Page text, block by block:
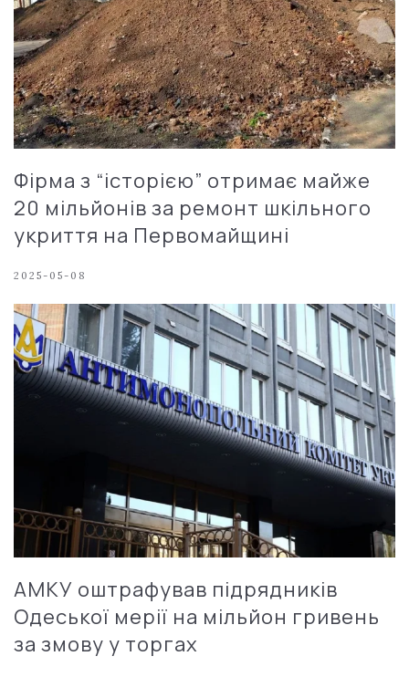
Фірма з “історією” отримає майже
20 мільйонів за ремонт шкільного
укриття на Первомайщині
2025-05-08
АМКУ оштрафував підрядників
Одеської мерії на мільйон гривень
за змову у торгах